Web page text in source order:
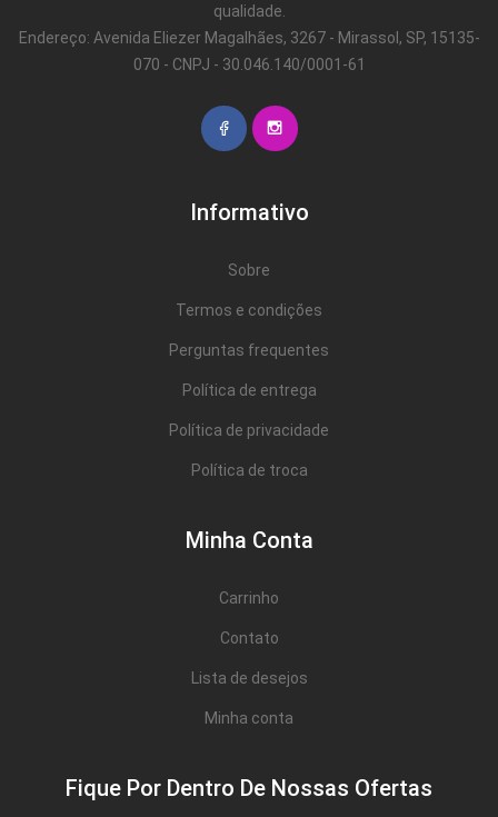
qualidade.
Endereço: Avenida Eliezer Magalhães, 3267 - Mirassol, SP, 15135-
070 - CNPJ - 30.046.140/0001-61
Informativo
Sobre
Termos e condições
Perguntas frequentes
Política de entrega
Política de privacidade
Política de troca
Minha Conta
Carrinho
Contato
Lista de desejos
Minha conta
Fique Por Dentro De Nossas Ofertas